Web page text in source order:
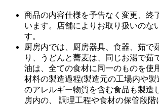
商品の内容仕様を予告なく変更、終
います。店舗によりお取り扱いのな
す。
厨房内では、厨房器具、食器、茹で
り、うどんと蕎麦は、同じお湯で茹
油は、全ての食材に同一のものを使
材料の製造過程(製造元の工場内や
のアレルギー物質を含む食品も製造
房内の、 調理工程や食材の保管段階